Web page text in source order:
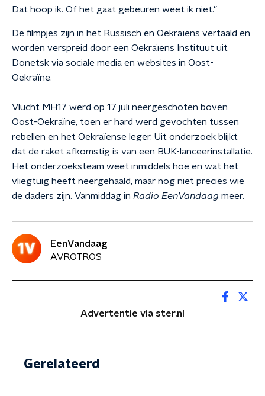
Dat hoop ik. Of het gaat gebeuren weet ik niet.”
De filmpjes zijn in het Russisch en Oekraïens vertaald en
worden verspreid door een Oekraïens Instituut uit
Donetsk via sociale media en websites in Oost-
Oekraïne.
Vlucht MH17 werd op 17 juli neergeschoten boven
Oost-Oekraïne, toen er hard werd gevochten tussen
rebellen en het Oekraïense leger. Uit onderzoek blijkt
dat de raket afkomstig is van een BUK-lanceerinstallatie.
Het onderzoeksteam weet inmiddels hoe en wat het
vliegtuig heeft neergehaald, maar nog niet precies wie
de daders zijn. Vanmiddag in Radio EenVandaag meer.
EenVandaag
AVROTROS
Advertentie via ster.nl
Gerelateerd